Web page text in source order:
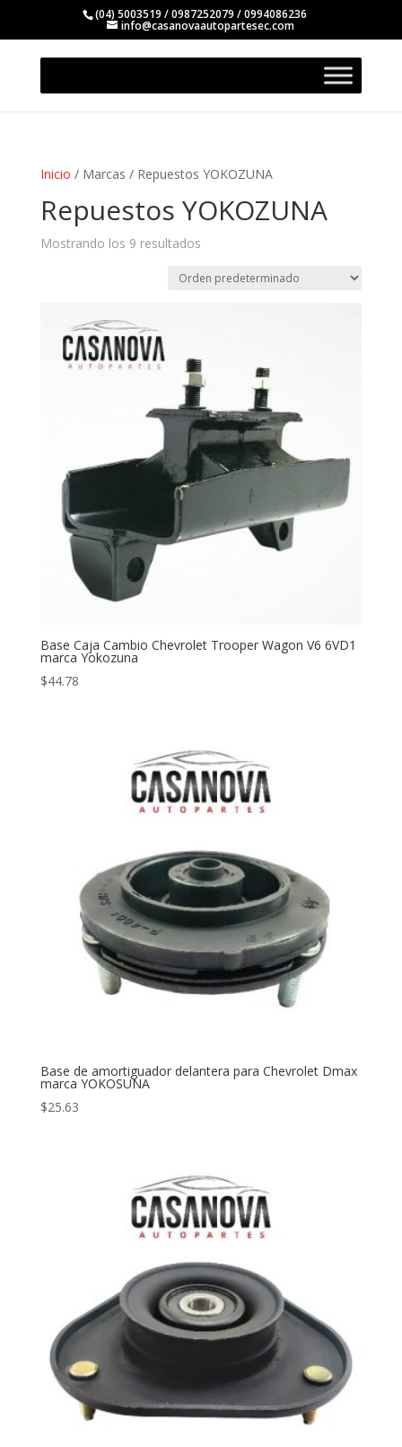
(04) 5003519 / 0987252079 / 0994086236
info@casanovaautopartesec.com
Inicio / Marcas / Repuestos YOKOZUNA
Repuestos YOKOZUNA
Mostrando los 9 resultados
Base Caja Cambio Chevrolet Trooper Wagon V6 6VD1
marca Yokozuna
$44.78
Base de amortiguador delantera para Chevrolet Dmax
marca YOKOSUNA
$25.63